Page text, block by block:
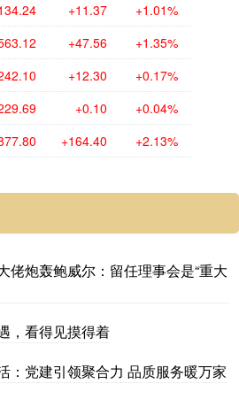
+11.37 +1.01%
+47.56 +1.35%
+12.30 +0.17%
+0.10 +0.04%
+164.40 +2.13%
佬炮轰鲍威尔：留任理事会是“重大
，看得见摸得着
：党建引领聚合力 品质服务暖万家